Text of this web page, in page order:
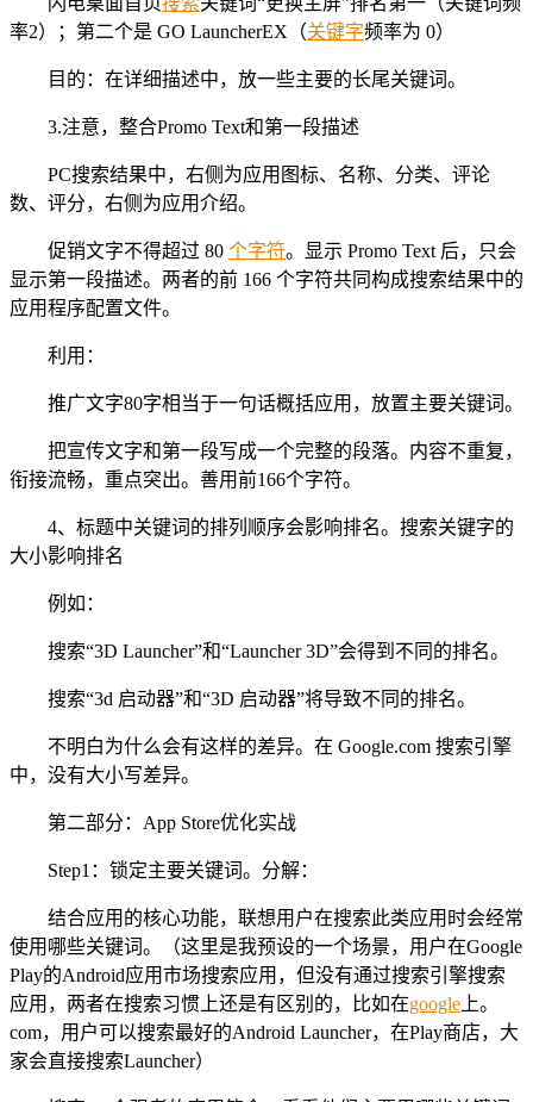
率2）；第二个是 GO LauncherEX（关键字频率为 0）
目的：在详细描述中，放一些主要的长尾关键词。
3.注意，整合Promo Text和第一段描述
PC搜索结果中，右侧为应用图标、名称、分类、评论
数、评分，右侧为应用介绍。
促销文字不得超过 80 个字符。显示 Promo Text 后，只会
显示第一段描述。两者的前 166 个字符共同构成搜索结果中的
应用程序配置文件。
利用：
推广文字80字相当于一句话概括应用，放置主要关键词。
把宣传文字和第一段写成一个完整的段落。内容不重复，
衔接流畅，重点突出。善用前166个字符。
4、标题中关键词的排列顺序会影响排名。搜索关键字的
大小影响排名
例如：
搜索“3D Launcher”和“Launcher 3D”会得到不同的排名。
搜索“3d 启动器”和“3D 启动器”将导致不同的排名。
不明白为什么会有这样的差异。在 Google.com 搜索引擎
中，没有大小写差异。
第二部分：App Store优化实战
Step1：锁定主要关键词。分解：
结合应用的核心功能，联想用户在搜索此类应用时会经常
使用哪些关键词。（这里是我预设的一个场景，用户在Google
Play的Android应用市场搜索应用，但没有通过搜索引擎搜索
应用，两者在搜索习惯上还是有区别的，比如在google 上。
com，用户可以搜索最好的Android Launcher，在Play商店，大
家会直接搜索Launcher）